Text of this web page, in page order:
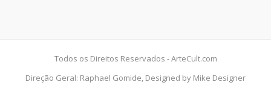
Todos os Direitos Reservados - ArteCult.com
Direção Geral: Raphael Gomide, Designed by Mike Designer